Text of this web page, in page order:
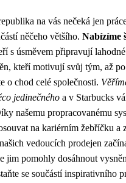
na vás nečeká jen
něčeho většího. Nabízíme
s úsměvem připravují
kteří motivují svůj tým, až
o chod celé společnosti.
jedinečného a v Starbucks
našemu propracovanému
na kariérním žebříčku a
vedoucích prodejen
jim pomohly dosáhnout
se součástí inspirativního